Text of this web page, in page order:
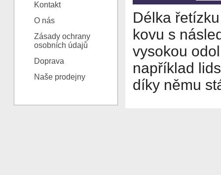
Kontakt
O nás
Zásady ochrany
osobních údajů
Doprava
Naše prodejny
Délka
kovu s
vysokou
například
díky němu